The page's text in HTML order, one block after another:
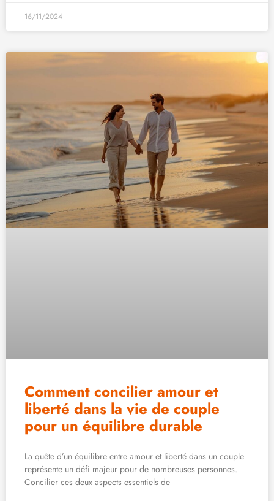
16/11/2024
Comment concilier amour et
liberté dans la vie de couple
pour un équilibre durable
La quête d’un équilibre entre amour et liberté dans un couple
représente un défi majeur pour de nombreuses personnes.
Concilier ces deux aspects essentiels de